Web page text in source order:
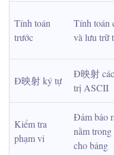
Tính toán
trước
Tính toán
và lưu trữ
Đ映射 ký tự
Đ映射
trị ASCII
Kiểm tra
phạm vi
Đảm bảo
nằm
cho bảng